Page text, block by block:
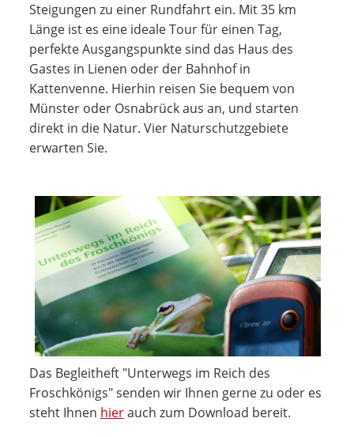
Steigungen zu einer Rundfahrt ein. Mit 35 km
Länge ist es eine ideale Tour für einen Tag,
perfekte Ausgangspunkte sind das Haus des
Gastes in Lienen oder der Bahnhof in
Kattenvenne. Hierhin reisen Sie bequem von
Münster oder Osnabrück aus an, und starten
direkt in die Natur. Vier Naturschutzgebiete
erwarten Sie.
Das Begleitheft "Unterwegs im Reich des
Froschkönigs" senden wir Ihnen gerne zu oder es
steht Ihnen hierauch zum Download bereit.